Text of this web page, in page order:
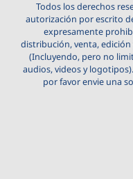
Todos los derechos
autorización por escrito
expresamente
distribución, venta,
(Incluyendo, pero no
audios, videos y
por favor envie una